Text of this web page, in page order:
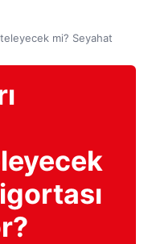
mi? Seyahat